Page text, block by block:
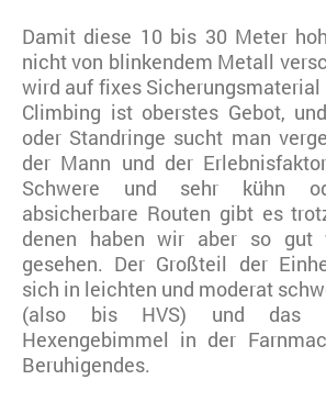
Damit diese 10 bis 30 Meter
nicht von blinkendem Metall
wird auf fixes
Climbing ist oberstes Gebot,
oder Standringe sucht man
der Mann und der
Schwere und sehr kühn
absicherbare Routen gibt es
denen haben wir aber so gut
gesehen. Der Großteil der
sich in leichten und moderat
(also bis HVS) und das
Hexengebimmel in der
Beruhigendes.